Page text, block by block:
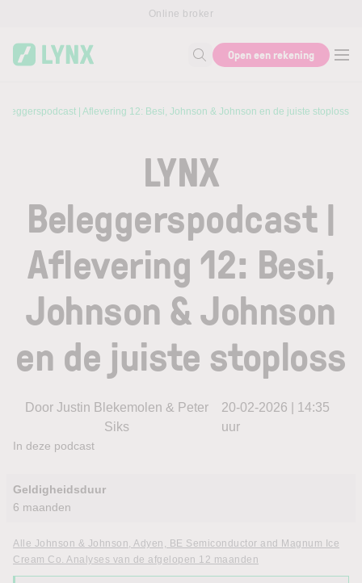
Online broker
Zoek naar informatie
Open een rekening
| Aflevering 12: Besi, Johnson & Johnson en de juiste stoploss
LYNX
Beleggerspodcast |
Aflevering 12: Besi,
Johnson & Johnson
en de juiste stoploss
Door Justin Blekemolen & Peter
Siks
20-02-2026 | 14:35
uur
In deze podcast
Geldigheidsduur
6 maanden
Alle Johnson & Johnson, Adyen, BE Semiconductor and Magnum Ice
Cream Co. Analyses van de afgelopen 12 maanden